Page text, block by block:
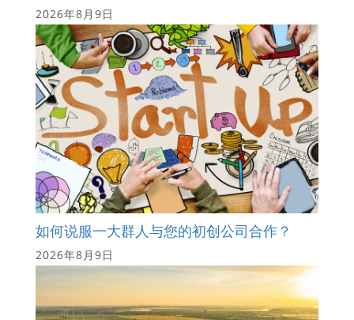
2026年8月9日
如何说服一大群人与您的初创公司合作？
2026年8月9日